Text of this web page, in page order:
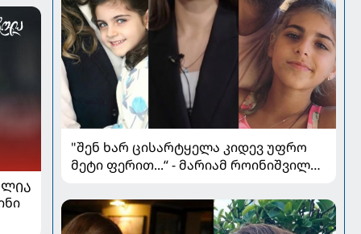
"შენ ხარ ცისარტყელა კიდევ უფრო
მეტი ფერით...“ - მარიამ როინიშვილის